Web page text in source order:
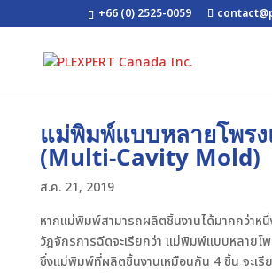
+66 (0) 2525-0059
แม่พิมพ์แบบหลายโพร
(Multi-Cavity Mold)
ส.ค. 21, 2019
หากแม่พิมพ์สามารถผลิตชิ้นงานได้มากกว่าห
วัฎจักรการฉีดจะเรียกว่า แม่พิมพ์แบบหลายโ
ซึ่งแม่พิมพ์ที่ผลิตชิ้นงานเหมือนกัน 4 ชิ้น จะเรีย